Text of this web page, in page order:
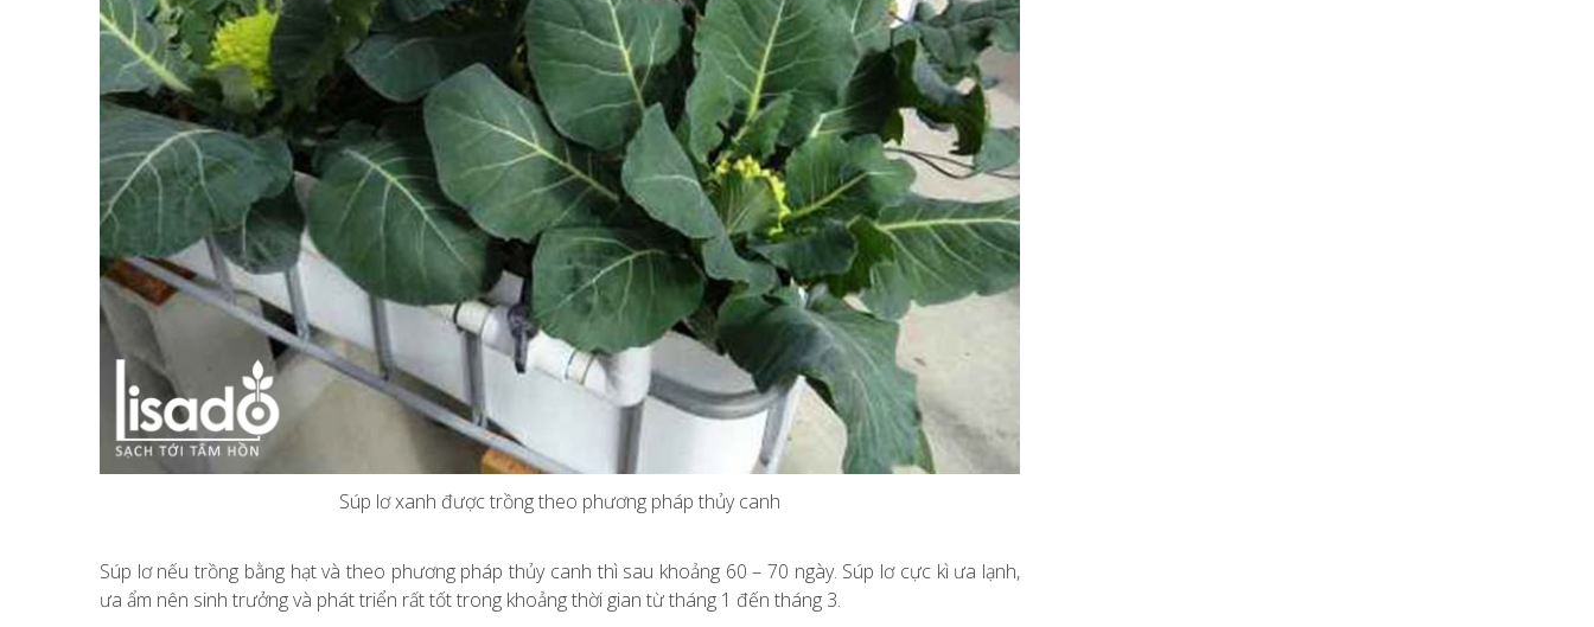
Súp lơ xanh được trồng theo phương pháp thủy canh
Súp lơ nếu trồng bằng hạt và theo phương pháp thủy canh thì sau khoảng 60 – 70 ngày. Súp lơ cực kì ưa lạnh,
ưa ẩm nên sinh trưởng và phát triển rất tốt trong khoảng thời gian từ tháng 1 đến tháng 3.